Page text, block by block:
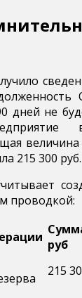
дней не
величина
215 300 руб.
проводкой:
руб
215